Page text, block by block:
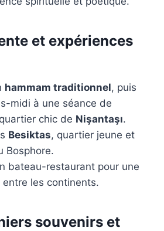
et expériences
hammam traditionnel, puis
midi à une séance de
chic de Nişantaşı.
Besiktas, quartier jeune et
Bosphore.
bateau-restaurant pour une
les continents.
souvenirs et